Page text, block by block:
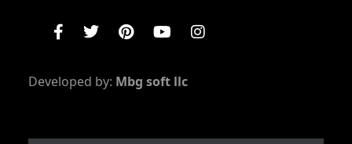
Developed by: Mbg soft llc